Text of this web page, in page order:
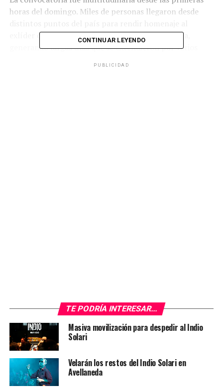
horas del domingo. Miles de personas llegaron desde
exlíder de Patricio Rey y sus Redonditos de Ricota,
generando largas filas que se extendieron por varios
las largas horas de espera reflejaron la dimensión del
fenómeno que construyó el músico a lo largo de su
carrera y el fuerte vínculo que mantuvo con su público
hasta el final.
TEMAS RELACIONADOS: DESPEDIDA
REDONDITOS
CONTINUAR LEYENDO
PUBLICIDAD
TE PODRÍA INTERESAR...
Masiva movilización para despedir al Indio
Solari
Velarán los restos del Indio Solari en
Avellaneda